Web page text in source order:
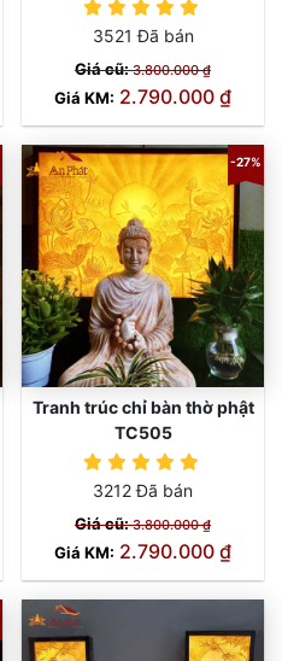
3521 Đã bán
Giá cũ:3.800.000 ₫
Giá KM: 2.790.000 ₫
-27%
Tranh trúc chỉ bàn thờ phật
TC505
3212 Đã bán
Giá cũ:3.800.000 ₫
Giá KM: 2.790.000 ₫